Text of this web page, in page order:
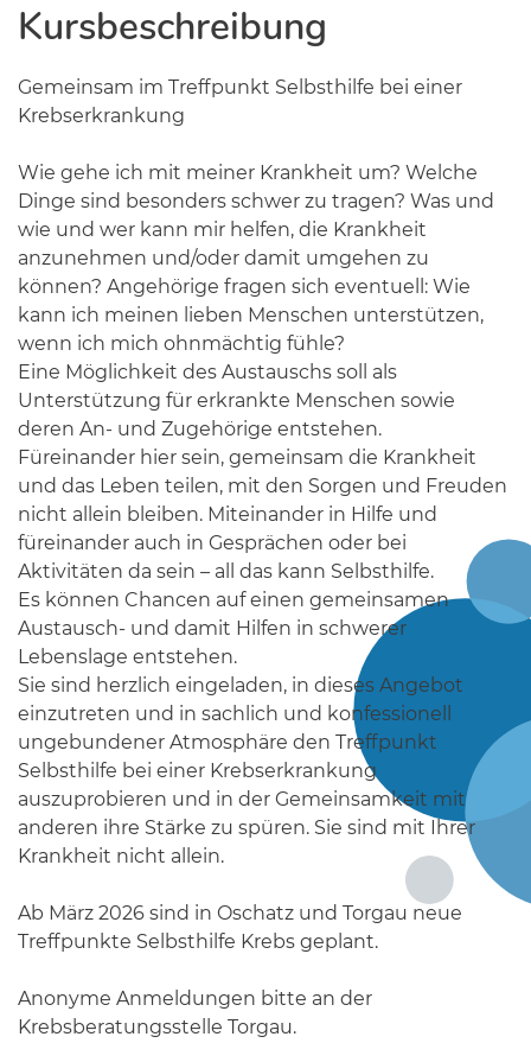
Kursbeschreibung
Gemeinsam im Treffpunkt Selbsthilfe bei einer
Krebserkrankung
Wie gehe ich mit meiner Krankheit um? Welche
Dinge sind besonders schwer zu tragen? Was und
wie und wer kann mir helfen, die Krankheit
anzunehmen und/oder damit umgehen zu
können? Angehörige fragen sich eventuell: Wie
kann ich meinen lieben Menschen unterstützen,
wenn ich mich ohnmächtig fühle?
Eine Möglichkeit des Austauschs soll als
Unterstützung für erkrankte Menschen sowie
deren An- und Zugehörige entstehen.
Füreinander hier sein, gemeinsam die Krankheit
und das Leben teilen, mit den Sorgen und Freuden
nicht allein bleiben. Miteinander in Hilfe und
füreinander auch in Gesprächen oder bei
Aktivitäten da sein – all das kann Selbsthilfe.
Es können Chancen auf einen gemeinsamen
Austausch- und damit Hilfen in schwerer
Lebenslage entstehen.
Sie sind herzlich eingeladen, in dieses Angebot
einzutreten und in sachlich und konfessionell
ungebundener Atmosphäre den Treffpunkt
Selbsthilfe bei einer Krebserkrankung
auszuprobieren und in der Gemeinsamkeit mit
anderen ihre Stärke zu spüren. Sie sind mit Ihrer
Krankheit nicht allein.
Ab März 2026 sind in Oschatz und Torgau neue
Treffpunkte Selbsthilfe Krebs geplant.
Anonyme Anmeldungen bitte an der
Krebsberatungsstelle Torgau.